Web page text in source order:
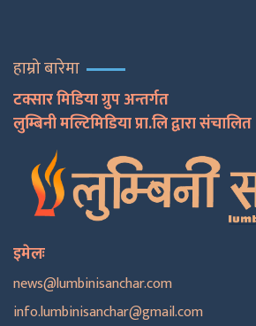
हाम्रो बारेमा
टक्सार मिडिया ग्रुप अन्तर्गत
लुम्बिनी मल्टिमिडिया प्रा.लि द्वारा संचालित
इमेलः
news@lumbinisanchar.com
info.lumbinisanchar@gmail.com